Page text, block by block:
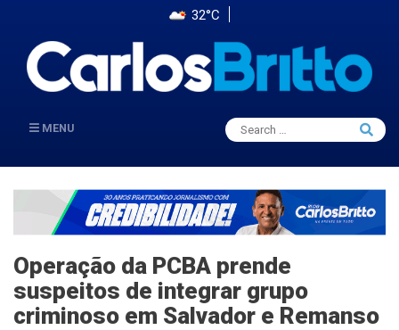
32°C
MENU
Search
for:
Search
Operação da PCBA prende
suspeitos de integrar grupo
criminoso em Salvador e Remanso